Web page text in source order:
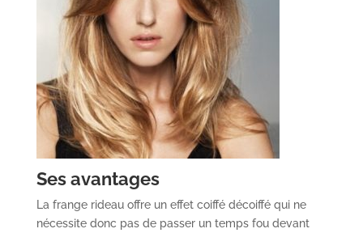
Ses avantages
La frange rideau offre un effet coiffé décoiffé qui ne
nécessite donc pas de passer un temps fou devant